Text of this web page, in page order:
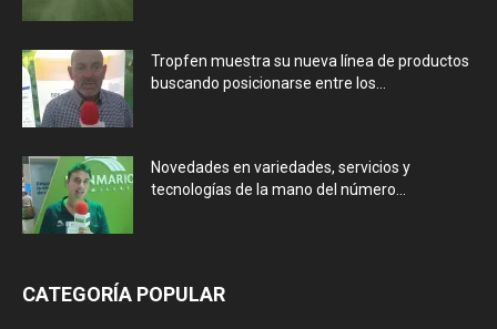
Tropfen muestra su nueva línea de productos
buscando posicionarse entre los...
Novedades en variedades, servicios y
tecnologías de la mano del número...
CATEGORÍA POPULAR